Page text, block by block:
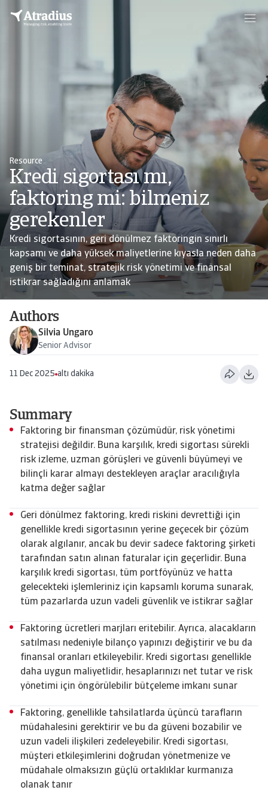
Resource
Kredi sigortası mı,
faktoring mi: bilmeniz
gerekenler
Kredi sigortasının, geri dönülmez faktoringin sınırlı
kapsamı ve daha yüksek maliyetlerine kıyasla neden daha
geniş bir teminat, stratejik risk yönetimi ve finansal
istikrar sağladığını anlamak
Authors
Silvia Ungaro
Senior Advisor
11 Dec 2025 altı dakika
Summary
Faktoring bir finansman çözümüdür, risk yönetimi
stratejisi değildir. Buna karşılık, kredi sigortası sürekli
risk izleme, uzman görüşleri ve güvenli büyümeyi ve
bilinçli karar almayı destekleyen araçlar aracılığıyla
katma değer sağlar
Geri dönülmez faktoring, kredi riskini devrettiği için
genellikle kredi sigortasının yerine geçecek bir çözüm
olarak algılanır, ancak bu devir sadece faktoring şirketi
tarafından satın alınan faturalar için geçerlidir. Buna
karşılık kredi sigortası, tüm portföyünüz ve hatta
gelecekteki işlemleriniz için kapsamlı koruma sunarak,
tüm pazarlarda uzun vadeli güvenlik ve istikrar sağlar
Faktoring ücretleri marjları eritebilir. Ayrıca, alacakların
satılması nedeniyle bilanço yapınızı değiştirir ve bu da
finansal oranları etkileyebilir. Kredi sigortası genellikle
daha uygun maliyetlidir, hesaplarınızı net tutar ve risk
yönetimi için öngörülebilir bütçeleme imkanı sunar
Faktoring, genellikle tahsilatlarda üçüncü tarafların
müdahalesini gerektirir ve bu da güveni bozabilir ve
uzun vadeli ilişkileri zedeleyebilir. Kredi sigortası,
müşteri etkileşimlerini doğrudan yönetmenize ve
müdahale olmaksızın güçlü ortaklıklar kurmanıza
olanak tanır